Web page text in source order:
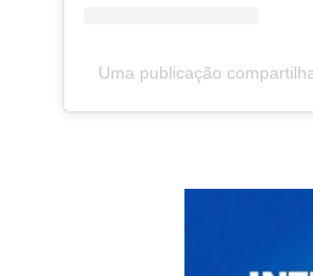
Uma publicação